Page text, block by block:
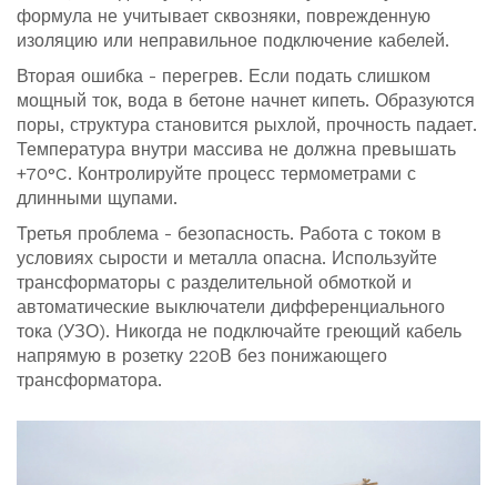
формула не учитывает сквозняки, поврежденную
изоляцию или неправильное подключение кабелей.
Вторая ошибка - перегрев. Если подать слишком
мощный ток, вода в бетоне начнет кипеть. Образуются
поры, структура становится рыхлой, прочность падает.
Температура внутри массива не должна превышать
+70°C. Контролируйте процесс термометрами с
длинными щупами.
Третья проблема - безопасность. Работа с током в
условиях сырости и металла опасна. Используйте
трансформаторы с разделительной обмоткой и
автоматические выключатели дифференциального
тока (УЗО). Никогда не подключайте греющий кабель
напрямую в розетку 220В без понижающего
трансформатора.